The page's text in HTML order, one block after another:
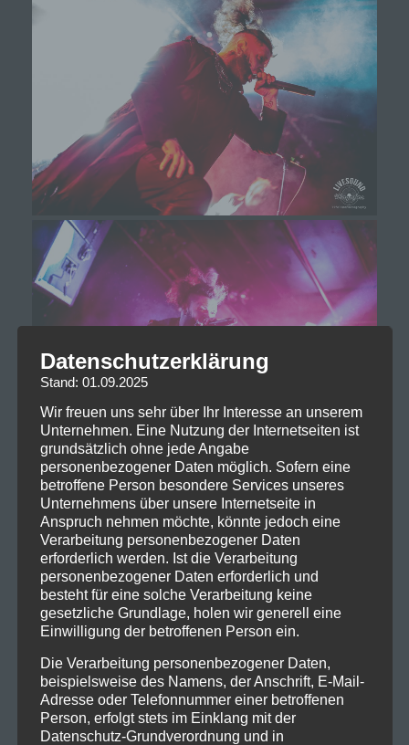
Datenschutzerklärung
Stand: 01.09.2025
Wir freuen uns sehr über Ihr Interesse an unserem
Unternehmen. Eine Nutzung der Internetseiten ist
grundsätzlich ohne jede Angabe
personenbezogener Daten möglich. Sofern eine
betroffene Person besondere Services unseres
Unternehmens über unsere Internetseite in
Anspruch nehmen möchte, könnte jedoch eine
Verarbeitung personenbezogener Daten
erforderlich werden. Ist die Verarbeitung
personenbezogener Daten erforderlich und
besteht für eine solche Verarbeitung keine
gesetzliche Grundlage, holen wir generell eine
Einwilligung der betroffenen Person ein.
Die Verarbeitung personenbezogener Daten,
beispielsweise des Namens, der Anschrift, E-Mail-
Adresse oder Telefonnummer einer betroffenen
Person, erfolgt stets im Einklang mit der
Datenschutz-Grundverordnung und in